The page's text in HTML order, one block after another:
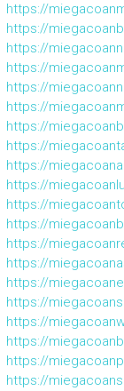
https://
https://
https://
https://
https://
https://
https://
https://
https://
https://
https://
https://
https://
https://
https://
https://
https://
https://
https://
https://